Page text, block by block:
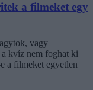
a filmeket egy
vagy
a kvíz nem foghat ki
a filmeket egyetlen